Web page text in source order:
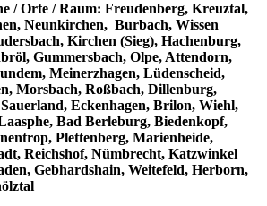
/ Orte / Raum: Freudenberg, Kreuztal,
Neunkirchen, Burbach, Wissen
Kirchen (Sieg), Hachenburg,
Gummersbach, Olpe, Attendorn,
Meinerzhagen, Lüdenscheid,
Morsbach, Roßbach, Dillenburg,
Eckenhagen, Brilon, Wiehl,
Bad Berleburg, Biedenkopf,
Plettenberg, Marienheide,
Reichshof, Nümbrecht, Katzwinkel
Gebhardshain, Weitefeld, Herborn,